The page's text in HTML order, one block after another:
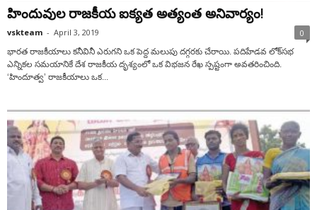
హిందువుల రాజకీయ ఐక్యత అత్యంత అనివార్యం!
vskteam - April 3, 2019 0
భారత రాజకీయాలు కనీవినీ ఎరుగని ఒక పెద్ద మలుపు దగ్గరకు చేరాయి. పదిహేడవ లోక్‌సభ
ఎన్నికల సమయానికే దేశ రాజకీయ దృశ్యంలో ఒక విభజన రేఖ స్పష్టంగా అవతరించింది.
‘హిందూత్వ’ రాజకీయాలు ఒక...